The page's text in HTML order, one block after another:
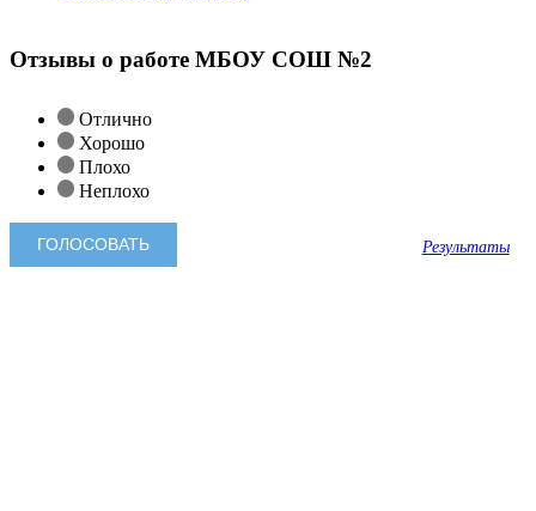
Отзывы о работе МБОУ СОШ №2
Отлично
Хорошо
Плохо
Неплохо
Результаты